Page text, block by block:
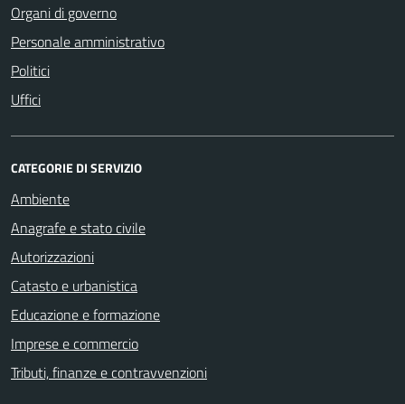
Organi di governo
Personale amministrativo
Politici
Uffici
CATEGORIE DI SERVIZIO
Ambiente
Anagrafe e stato civile
Autorizzazioni
Catasto e urbanistica
Educazione e formazione
Imprese e commercio
Tributi, finanze e contravvenzioni